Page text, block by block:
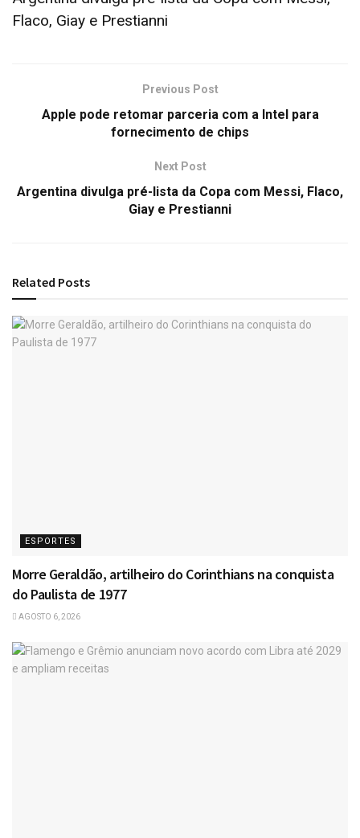
Flaco, Giay e Prestianni
Previous Post
Apple pode retomar parceria com a Intel para
fornecimento de chips
Next Post
Argentina divulga pré-lista da Copa com Messi, Flaco,
Giay e Prestianni
Related Posts
ESPORTES
Morre Geraldão, artilheiro do Corinthians na conquista
do Paulista de 1977
AGOSTO 6, 2026